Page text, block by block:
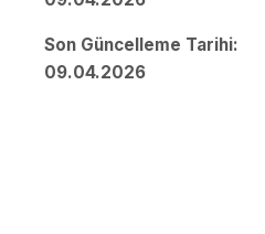
Son Güncelleme Tarihi:
09.04.2026